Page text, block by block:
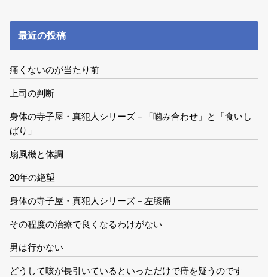
最近の投稿
痛くないのが当たり前
上司の判断
身体の寺子屋・真犯人シリーズ－「噛み合わせ」と「食いし
ばり」
扇風機と体調
20年の絶望
身体の寺子屋・真犯人シリーズ－左膝痛
その程度の治療で良くなるわけがない
男は行かない
どうして咳が長引いているといっただけで痔を疑うのです